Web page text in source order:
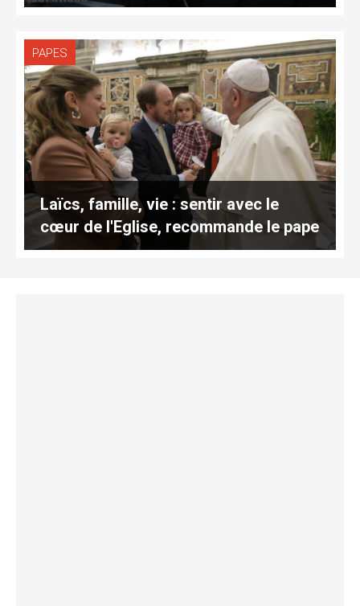
PAPES
Laïcs, famille, vie : sentir avec le
cœur de l'Eglise, recommande le pape